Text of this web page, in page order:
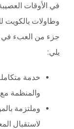
في الأوقات
وطاولات بالكويت
جزء من العبء في
يلي:
خدمة
والمنظمة
وملتزمة
لاستقبال